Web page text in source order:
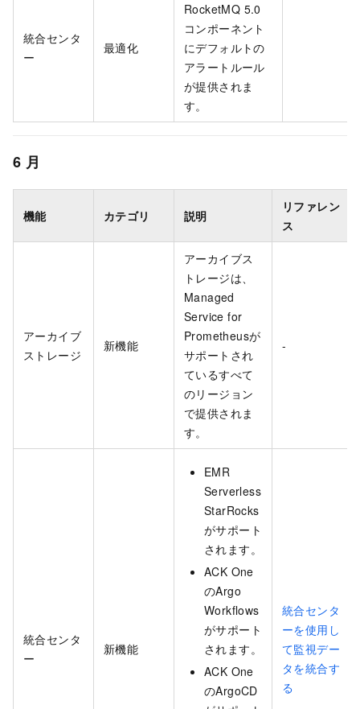
統合センタ
ー
最適化
RocketMQ 5.0
コンポーネント
にデフォルトの
アラートルール
が提供されま
す。
6 月
機能 カテゴリ 説明
リファレン
ス
アーカイブ
ストレージ
新機能
アーカイブス
トレージは、
Managed
Service for
Prometheusが
サポートされ
ているすべて
のリージョン
で提供されま
す。
-
統合センタ
ー
新機能
EMR
Serverless
StarRocks
がサポート
されます。
ACK One
のArgo
Workflows
がサポート
されます。
ACK One
のArgoCD
統合センタ
ーを使用し
て監視デー
タを統合す
る